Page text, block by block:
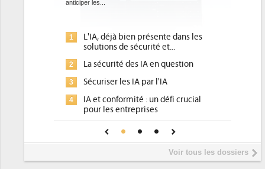
anticiper les...
L'IA, déjà bien présente dans les
solutions de sécurité et...
La sécurité des IA en question
Sécuriser les IA par l'IA
IA et conformité : un défi crucial
pour les entreprises
Une IA de confiance pour une IA
Voir tous les dossiers